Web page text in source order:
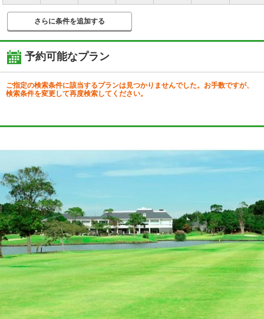
さらに条件を追加する
予約可能なプラン
ご指定の検索条件に該当するプランは見つかりませんでした。お手数ですが、
検索条件を変更して再度検索してください。